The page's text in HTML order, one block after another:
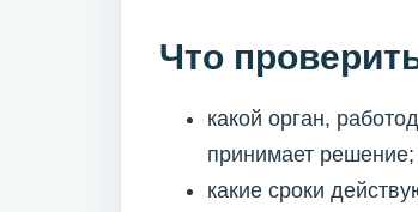
Что
какой орган,
принимает решение;
какие сроки